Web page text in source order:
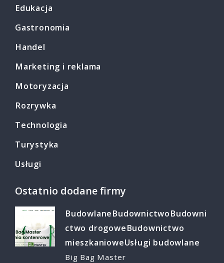
Edukacja
Gastronomia
Handel
Marketing i reklama
Motoryzacja
Rozrywka
Technologia
Turystyka
Usługi
Ostatnio dodane firmy
BudowlaneBudownictwoBudowni
ctwo drogoweBudownictwo
mieszkanioweUsługi budowlane
Big Bag Master